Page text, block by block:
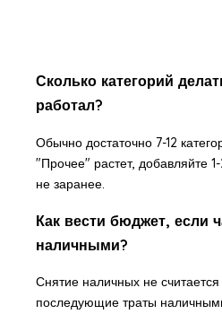
Сколько категорий
работал?
Обычно достаточно 7-12
"Прочее" растет, добавляйте
не заранее.
Как вести бюджет, если
наличными?
Снятие наличных не
последующие траты